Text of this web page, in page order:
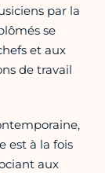
par la
se
et aux
de travail
est à la fois
aux